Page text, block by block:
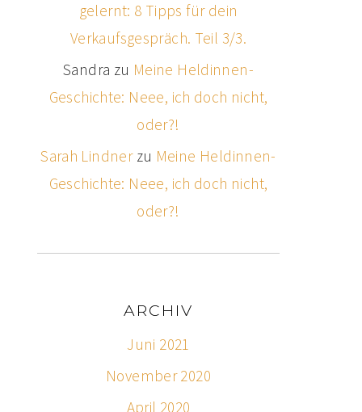
gelernt: 8 Tipps für dein
Verkaufsgespräch. Teil 3/3.
Sandra zu Meine Heldinnen-
Geschichte: Neee, ich doch nicht,
oder?!
Sarah Lindnerzu Meine Heldinnen-
Geschichte: Neee, ich doch nicht,
oder?!
ARCHIV
Juni 2021
November 2020
April 2020